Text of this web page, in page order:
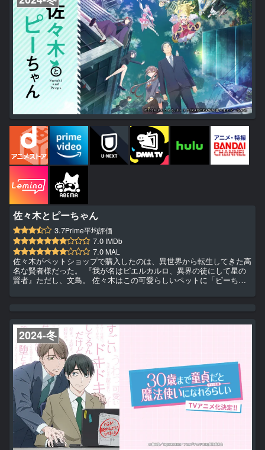
佐々木とピーちゃん
3.7Prime平均評価
7.0 IMDb
7.0 MAL
佐々木がペットショップで購入したのは、異世界から転生してきた高
名な賢者様だった。 『我が名はピエルカルロ、異界の徒にして星の
賢者』ただし、文鳥。 佐々木はこの可愛らしいペットに「ピーちゃ
のは、異世界に渡る機会と魔法の力。 会社から帰宅したのなら、二
だり、ピーちゃんから魔法の訓練と受けたり、美味しいものを食べた
り。...
2024-冬